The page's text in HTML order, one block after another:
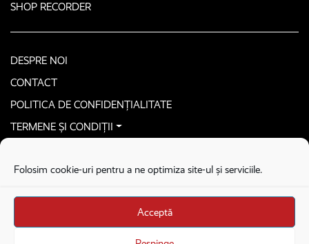
Folosim cookie-uri pentru a ne optimiza site-ul și serviciile.
Acceptă
SHOP RECORDER
DESPRE NOI
CONTACT
POLITICA DE CONFIDENȚIALITATE
TERMENE ȘI CONDIȚII
Stega creative
Brandul Recorder e operat de Asociația Recorder Community, sub licența SC